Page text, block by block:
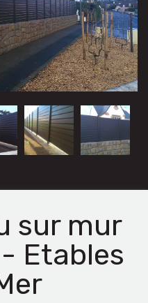
sur mur
Etables